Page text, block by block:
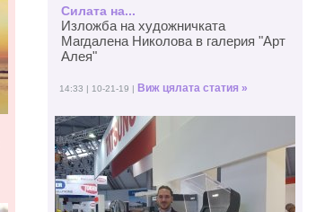
Силата на...
Изложба на художничката
Магдалена Николова в галерия "Арт
Алея"
14:33 | 10-21-19 | Виж цялата статия »